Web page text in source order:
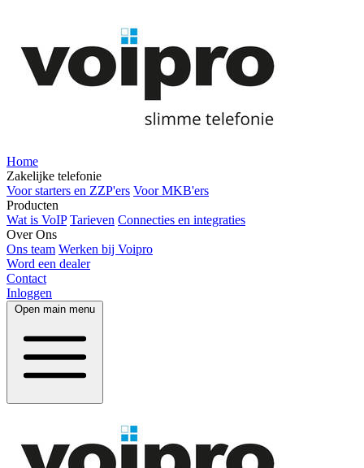
Home
Zakelijke telefonie
Voor starters en ZZP'ers Voor MKB'ers
Producten
Wat is VoIP Tarieven Connecties en integraties
Over Ons
Ons team Werken bij Voipro
Word een dealer
Contact
Inloggen
Open main menu